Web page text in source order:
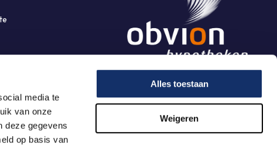
media te
van onze
deze gegevens
op basis van
Alles toestaan
Weigeren